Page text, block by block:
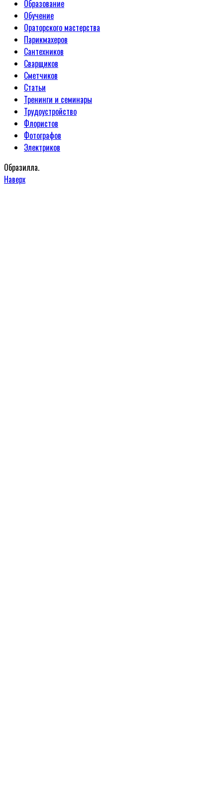
Образование
Обучение
Ораторского мастерства
Парикмахеров
Сантехников
Сварщиков
Сметчиков
Статьи
Тренинги и семинары
Трудоустройство
Флористов
Фотографов
Электриков
Образилла.
Наверх